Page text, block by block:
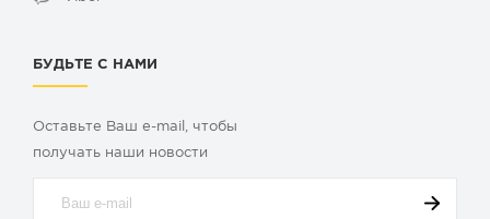
БУДЬТЕ С НАМИ
Оставьте Ваш e-mail, чтобы
получать наши новости